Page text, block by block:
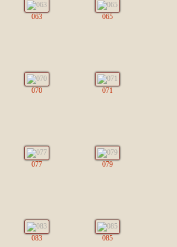
063 065
070 071
077 079
083 085